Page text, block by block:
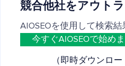
競合他社をアウト
AIOSEOを使用して検索
今すぐAIOSEOで始め
（即時ダウンロー